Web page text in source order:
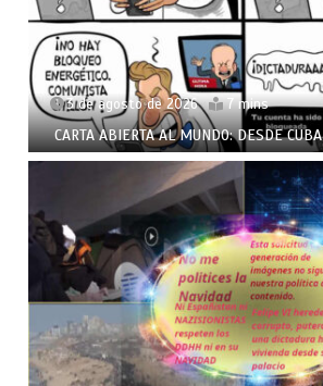
3 de agosto de 2026 7 mins
CARTA ABIERTA AL MUNDO: DESDE